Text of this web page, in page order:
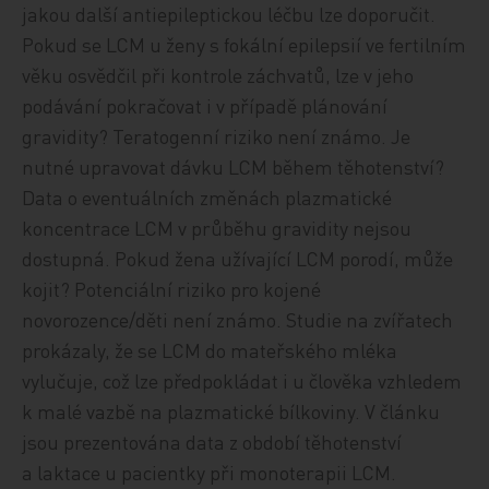
jakou další antiepileptickou léčbu lze doporučit.
Pokud se LCM u ženy s fokální epilepsií ve fertilním
věku osvědčil při kontrole záchvatů, lze v jeho
podávání pokračovat i v případě plánování
gravidity? Teratogenní riziko není známo. Je
nutné upravovat dávku LCM během těhotenství?
Data o eventuálních změnách plazmatické
koncentrace LCM v průběhu gravidity nejsou
dostupná. Pokud žena užívající LCM porodí, může
kojit? Potenciální riziko pro kojené
novorozence/děti není známo. Studie na zvířatech
prokázaly, že se LCM do mateřského mléka
vylučuje, což lze předpokládat i u člověka vzhledem
k malé vazbě na plazmatické bílkoviny. V článku
jsou prezentována data z období těhotenství
a laktace u pacientky při monoterapii LCM.